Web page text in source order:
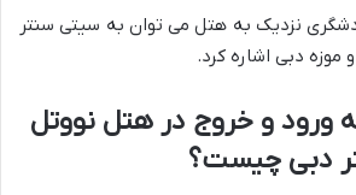
نزدیک به هتل می توان به سیتی سنتر
موزه دبی اشاره کرد.
ورود و خروج در هتل نووتل
دبی چیست؟